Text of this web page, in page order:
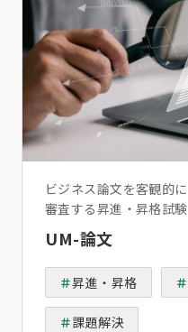
ビジネス論文を客観的に
審査する昇進・昇格試験
UM-論文
昇進・昇格
課題解決